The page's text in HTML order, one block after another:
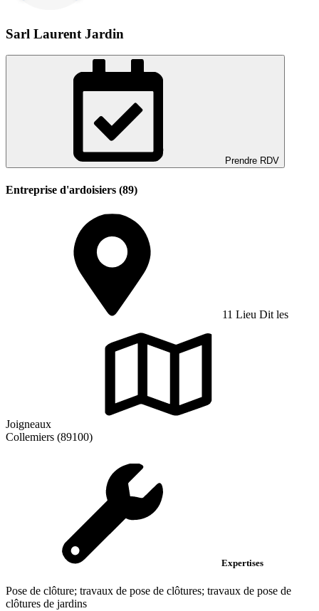
Sarl Laurent Jardin
Prendre RDV
Entreprise d'ardoisiers (89)
11 Lieu Dit les
Joigneaux
Collemiers (89100)
Expertises
Pose de clôture; travaux de pose de clôtures; travaux de pose de
clôtures de jardins